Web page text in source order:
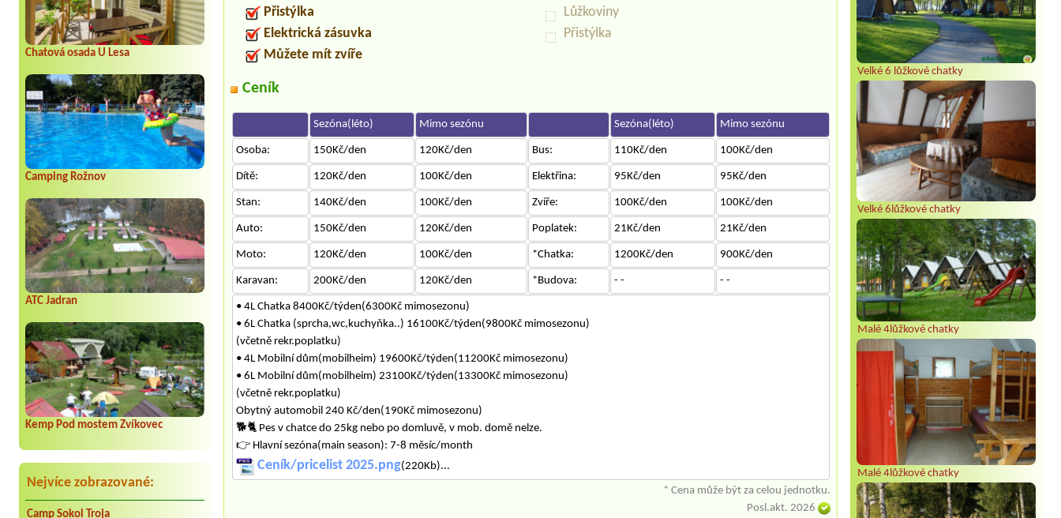
Chatová osada U Lesa
Camping Rožnov
ATC Jadran
Kemp Pod mostem Zvíkovec
Nejvíce zobrazované:
Camp Sokol Troja
Velké 6 lůžkové chatky
Velké 6lůžkové chatky
Malé 4lůžkové chatky
Malé 4lůžkové chatky
Přistýlka
Elektrická zásuvka
Můžete mít zvíře
Lůžkoviny
Přistýlka
Ceník
Sezóna(léto) Mimo sezónu Sezóna(léto) Mimo sezónu
Osoba: 150Kč/den 120Kč/den Bus: 110Kč/den 100Kč/den
Dítě: 120Kč/den 100Kč/den Elektřina: 95Kč/den 95Kč/den
Stan: 140Kč/den 100Kč/den Zvíře: 100Kč/den 100Kč/den
Auto: 150Kč/den 120Kč/den Poplatek: 21Kč/den 21Kč/den
Moto: 120Kč/den 100Kč/den *Chatka: 1200Kč/den 900Kč/den
Karavan: 200Kč/den 120Kč/den *Budova: - - - -
• 4L Chatka 8400Kč/týden(6300Kč mimosezonu)
• 6L Chatka (sprcha,wc,kuchyňka..) 16100Kč/týden(9800Kč mimosezonu)
(včetně rekr.poplatku)
• 4L Mobilní dům(mobilheim) 19600Kč/týden(11200Kč mimosezonu)
• 6L Mobilní dům(mobilheim) 23100Kč/týden(13300Kč mimosezonu)
(včetně rekr.poplatku)
Obytný automobil 240 Kč/den(190Kč mimosezonu)
🐕‍🐈 Pes v chatce do 25kg nebo po domluvě, v mob. domě nelze.
👉 Hlavní sezóna(main season): 7-8 měsíc/month
Ceník/pricelist 2025.png(220Kb)...
* Cena může být za celou jednotku.
Posl.akt. 2026